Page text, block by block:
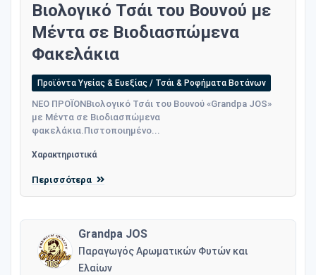
Βιολογικό Τσάι του Βουνού με
Μέντα σε Βιοδιασπώμενα
Φακελάκια
Προϊόντα Υγείας & Ευεξίας / Τσάι & Ροφήματα Βοτάνων
ΝΕΟ ΠΡΟΪΟΝΒιολογικό Τσάι του Βουνού «Grandpa JOS»
με Μέντα σε Βιοδιασπώμενα
φακελάκια.Πιστοποιημένο...
Χαρακτηριστικά
Περισσότερα
Grandpa JOS
Παραγωγός Αρωματικών Φυτών και
Ελαίων